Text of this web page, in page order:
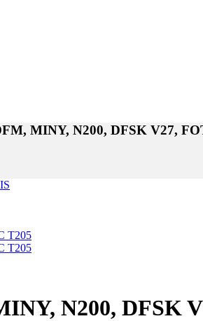
MINY, N200, DFSK V27,
N200, DFSK